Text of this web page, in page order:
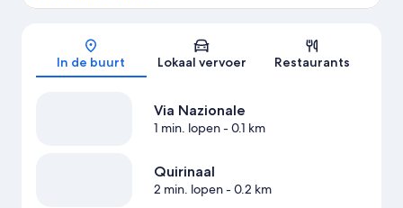
Kaart
In de buurt Lokaal vervoer Restaurants
Via Nazionale
1 min. lopen- 0.1 km
Quirinaal
2 min. lopen- 0.2 km